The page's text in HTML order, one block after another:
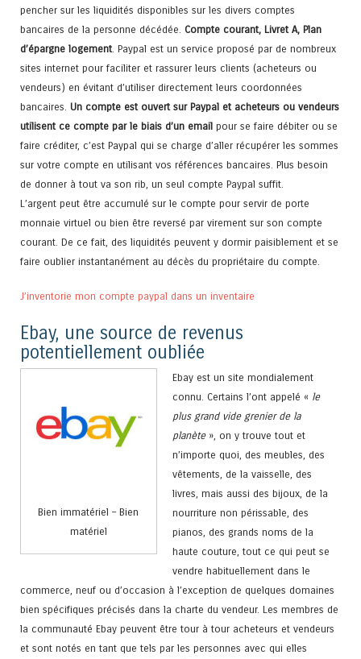
pencher sur les liquidités disponibles sur les divers comptes
bancaires de la personne décédée. Compte courant, Livret A, Plan
d’épargne logement . Paypal est un service proposé par de nombreux
sites internet pour faciliter et rassurer leurs clients (acheteurs ou
vendeurs) en évitant d’utiliser directement leurs coordonnées
bancaires. Un compte est ouvert sur Paypal et acheteurs ou vendeurs
utilisent ce compte par le biais d’un email pour se faire débiter ou se
faire créditer, c’est Paypal qui se charge d’aller récupérer les sommes
sur votre compte en utilisant vos références bancaires. Plus besoin
de donner à tout va son rib, un seul compte Paypal suffit.
L’argent peut être accumulé sur le compte pour servir de porte
monnaie virtuel ou bien être reversé par virement sur son compte
courant. De ce fait, des liquidités peuvent y dormir paisiblement et se
faire oublier instantanément au décès du propriétaire du compte.
J’inventorie mon compte paypal dans un inventaire
Ebay, une source de revenus
potentiellement oubliée
Bien immatériel – Bien
matériel
Ebay est un site mondialement
connu. Certains l’ont appelé « le
plus grand vide grenier de la
planète», on y trouve tout et
n’importe quoi, des meubles, des
vêtements, de la vaisselle, des
livres, mais aussi des bijoux, de la
nourriture non périssable, des
pianos, des grands noms de la
haute couture, tout ce qui peut se
vendre habituellement dans le
commerce, neuf ou d’occasion à l’exception de quelques domaines
bien spécifiques précisés dans la charte du vendeur. Les membres de
la communauté Ebay peuvent être tour à tour acheteurs et vendeurs
et sont notés en tant que tels par les personnes avec qui elles